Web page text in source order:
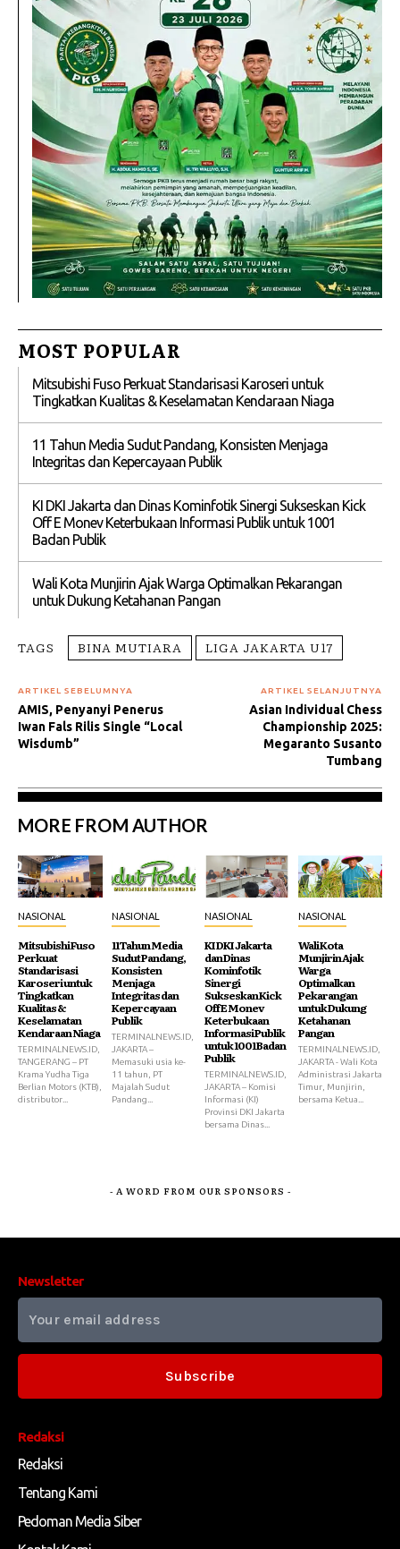
MOST POPULAR
Mitsubishi Fuso Perkuat Standarisasi Karoseri untuk
Tingkatkan Kualitas & Keselamatan Kendaraan Niaga
11 Tahun Media Sudut Pandang, Konsisten Menjaga
Integritas dan Kepercayaan Publik
KI DKI Jakarta dan Dinas Kominfotik Sinergi Sukseskan Kick
Off E Monev Keterbukaan Informasi Publik untuk 1001
Badan Publik
Wali Kota Munjirin Ajak Warga Optimalkan Pekarangan
untuk Dukung Ketahanan Pangan
TAGS BINA MUTIARA LIGA JAKARTA U17
ARTIKEL SEBELUMNYA
AMIS, Penyanyi Penerus
Iwan Fals Rilis Single “Local
Wisdumb”
ARTIKEL SELANJUTNYA
Asian Individual Chess
Championship 2025:
Megaranto Susanto
Tumbang
MORE FROM AUTHOR
NASIONAL
Mitsubishi Fuso
Perkuat
Standarisasi
Karoseri untuk
Tingkatkan
Kualitas &
Keselamatan
Kendaraan Niaga
TERMINALNEWS.ID,
TANGERANG – PT
Krama Yudha Tiga
Berlian Motors (KTB),
distributor...
NASIONAL
11 Tahun Media
Sudut Pandang,
Konsisten
Menjaga
Integritas dan
Kepercayaan
Publik
TERMINALNEWS.ID,
JAKARTA –
Memasuki usia ke-
11 tahun, PT
Majalah Sudut
Pandang...
NASIONAL
KI DKI Jakarta
dan Dinas
Kominfotik
Sinergi
Sukseskan Kick
Off E Monev
Keterbukaan
Informasi Publik
untuk 1001 Badan
Publik
TERMINALNEWS.ID,
JAKARTA – Komisi
Informasi (KI)
Provinsi DKI Jakarta
bersama Dinas...
NASIONAL
Wali Kota
Munjirin Ajak
Warga
Optimalkan
Pekarangan
untuk Dukung
Ketahanan
Pangan
TERMINALNEWS.ID,
JAKARTA - Wali Kota
Administrasi Jakarta
Timur, Munjirin,
bersama Ketua...
- A WORD FROM OUR SPONSORS -
Redaksi
Redaksi
Tentang Kami
Pedoman Media Siber
Newsletter
Subscribe